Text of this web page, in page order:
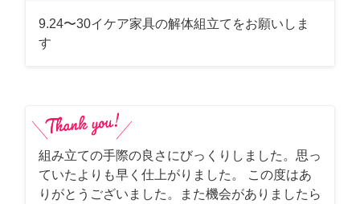
9.24〜30イケア家具の解体組立てをお願いしま
す
組み立ての手際の良さにびっくりしました。思っ
ていたよりも早く仕上がりました。 この度はあ
りがとうございました。また機会がありましたら